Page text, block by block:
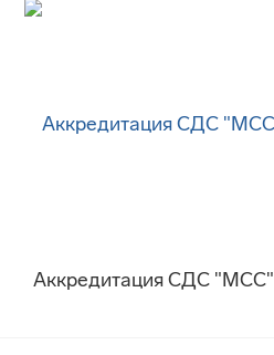
Аккредитация СДС "МСС"